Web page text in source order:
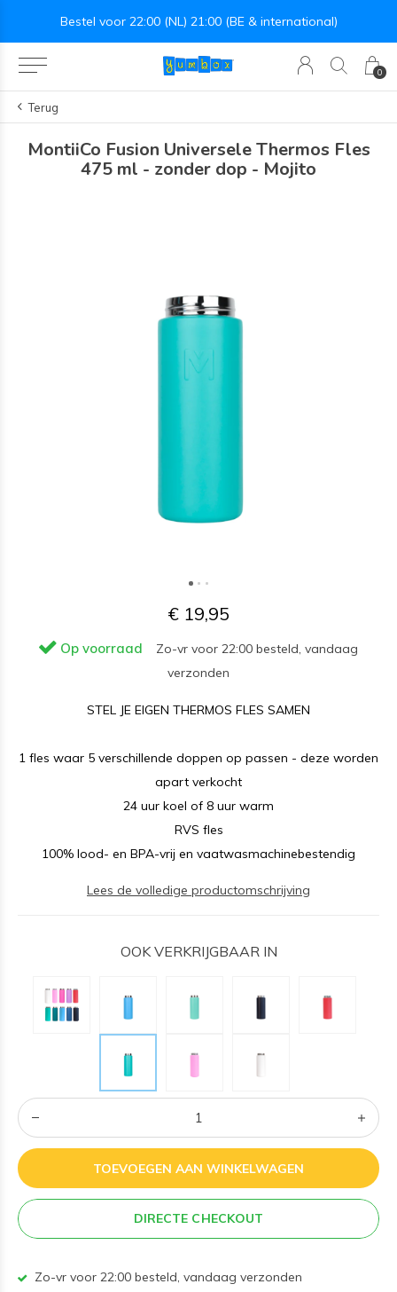
0
Bestel voor 22:00 (NL) 21:00 (BE & international)
Terug
MontiiCo Fusion Universele Thermos Fles
475 ml - zonder dop - Mojito
€ 19,95
Op voorraad
Zo-vr voor 22:00 besteld, vandaag
verzonden
STEL JE EIGEN THERMOS FLES SAMEN
1 fles waar 5 verschillende doppen op passen - deze worden
apart verkocht
24 uur koel of 8 uur warm
RVS fles
100% lood- en BPA-vrij en vaatwasmachinebestendig
Lees de volledige productomschrijving
OOK VERKRIJGBAAR IN
TOEVOEGEN AAN WINKELWAGEN
DIRECTE CHECKOUT
Zo-vr voor 22:00 besteld, vandaag verzonden